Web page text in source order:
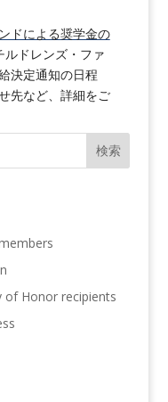
ドによる奨学金の
ルドレンズ・ファ
決定通知の日程
先など、詳細をご
検索
of Honor recipients